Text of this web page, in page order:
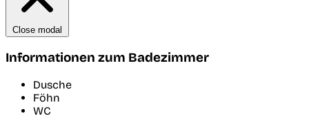
Close modal
Informationen zum Badezimmer
Dusche
Föhn
WC